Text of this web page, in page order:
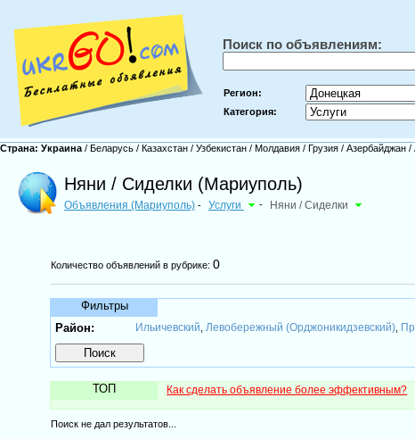
Поиск по объявлениям:
Регион:
Категория:
Страна: Украина / Беларусь / Казахстан / Узбекистан / Молдавия / Грузия / Азербайджан /
Няни / Cиделки (Мариуполь)
Объявления (Мариуполь) - Услуги - Няни / Cиделки
Количество объявлений в рубрике:0
Фильтры
Район:
Ильичевский Левобережный (Орджоникидзевский)
ТОП Как сделать объявление более эффективным?
Поиск не дал результатов...